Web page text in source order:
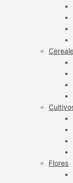
Flores